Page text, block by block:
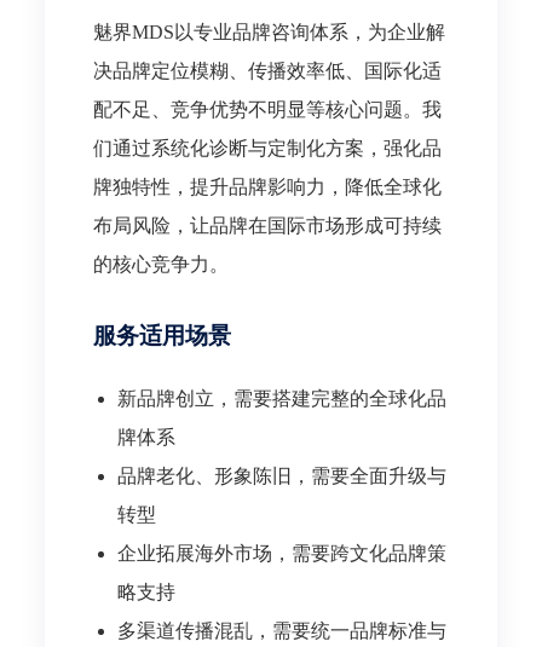
魅界MDS以专业品牌咨询体系，为企业解
决品牌定位模糊、传播效率低、国际化适
配不足、竞争优势不明显等核心问题。我
们通过系统化诊断与定制化方案，强化品
牌独特性，提升品牌影响力，降低全球化
布局风险，让品牌在国际市场形成可持续
的核心竞争力。
服务适用场景
新品牌创立，需要搭建完整的全球化品
牌体系
品牌老化、形象陈旧，需要全面升级与
转型
企业拓展海外市场，需要跨文化品牌策
略支持
多渠道传播混乱，需要统一品牌标准与